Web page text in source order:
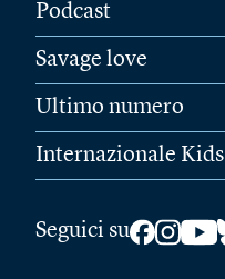
Podcast
Savage love
Ultimo numero
Internazionale Kids
Seguici su